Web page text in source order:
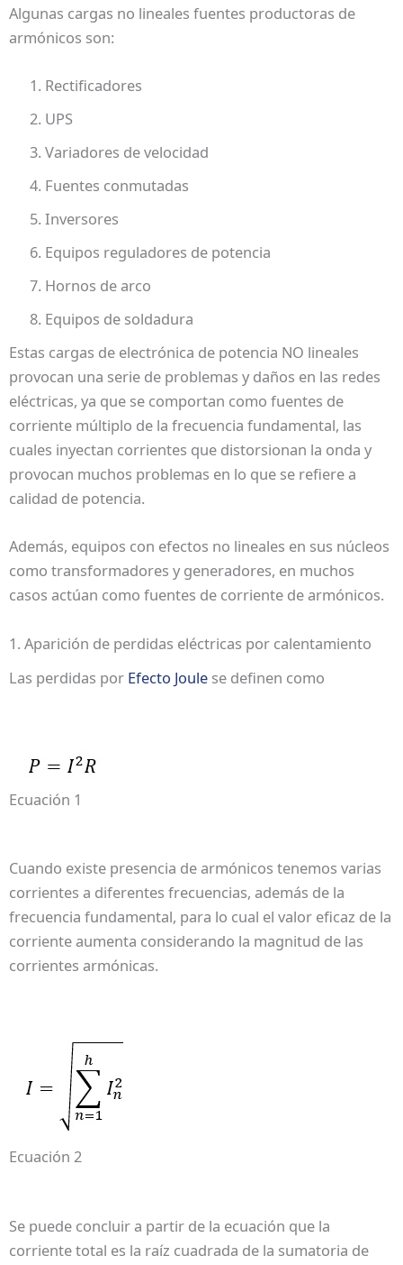
Algunas cargas no lineales fuentes productoras de
armónicos son:
Rectificadores
UPS
Variadores de velocidad
Fuentes conmutadas
Inversores
Equipos reguladores de potencia
Hornos de arco
Equipos de soldadura
Estas cargas de electrónica de potencia NO lineales
provocan una serie de problemas y daños en las redes
eléctricas, ya que se comportan como fuentes de
corriente múltiplo de la frecuencia fundamental, las
cuales inyectan corrientes que distorsionan la onda y
provocan muchos problemas en lo que se refiere a
calidad de potencia.
Además, equipos con efectos no lineales en sus núcleos
como transformadores y generadores, en muchos
casos actúan como fuentes de corriente de armónicos.
1. Aparición de perdidas eléctricas por calentamiento
Las perdidas por Efecto Joule se definen como
Ecuación 1
Cuando existe presencia de armónicos tenemos varias
corrientes a diferentes frecuencias, además de la
frecuencia fundamental, para lo cual el valor eficaz de la
corriente aumenta considerando la magnitud de las
corrientes armónicas.
Ecuación 2
Se puede concluir a partir de la ecuación que la
corriente total es la raíz cuadrada de la sumatoria de